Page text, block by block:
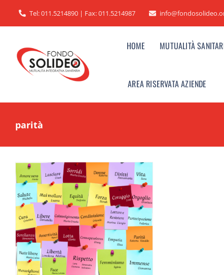
Tel: 011.5214890 | Fax: 011.5214987
HOME MUTUALITÀ
AREA RISERVATA AZIENDE
parità